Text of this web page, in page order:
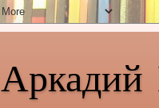
Аркадий